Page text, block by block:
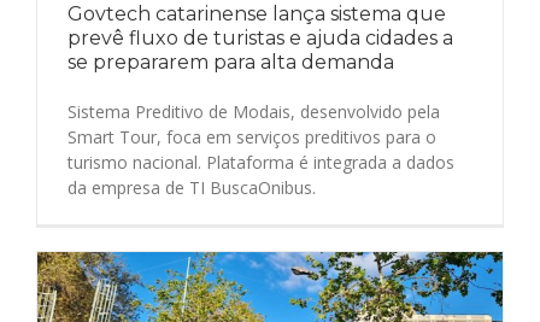
Govtech catarinense lança sistema que
prevê fluxo de turistas e ajuda cidades a
se prepararem para alta demanda
Sistema Preditivo de Modais, desenvolvido pela
Smart Tour, foca em serviços preditivos para o
turismo nacional. Plataforma é integrada a dados
da empresa de TI BuscaOnibus.